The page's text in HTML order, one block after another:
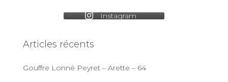
Instagram
Articles récents
Gouffre Lonné Peyret – Arette – 64